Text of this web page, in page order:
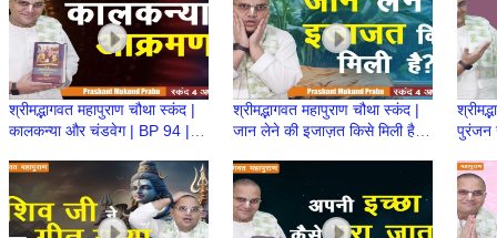
श्रीमद्भागवत महापुराण चौथा स्कंद |
कालकन्या और चंडवेग | BP 94 |
श्रीमद्भागवत महापुराण चौथा स्कंद |
जान लेने की इजाज़त किसे मिली है? |
Prabhu
पुरंजन